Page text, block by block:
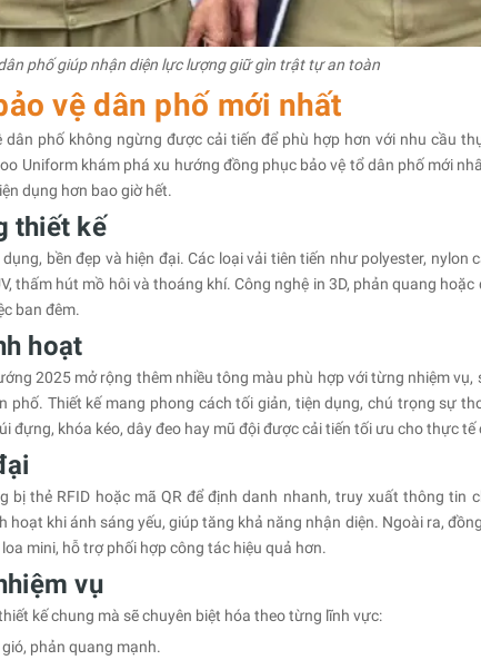
phố giúp nhận diện lực lượng giữ gìn trật tự an toàn
vệ dân phố mới nhất
phố không ngừng được cải tiến để phù hợp hơn với nhu cầu
Uniform khám phá xu hướng đồng phục bảo vệ tổ dân phố mới
dụng hơn bao giờ hết.
thiết kế
bền đẹp và hiện đại. Các loại vải tiên tiến như polyester, nylon
thấm hút mồ hôi và thoáng khí. Công nghệ in 3D, phản quang
ban đêm.
hoạt
2025 mở rộng thêm nhiều tông màu phù hợp với từng nhiệm vụ,
Thiết kế mang phong cách tối giản, tiện dụng, chú trọng sự
đựng, khóa kéo, dây đeo hay mũ đội được cải tiến tối ưu cho thực tế
thẻ RFID hoặc mã QR để định danh nhanh, truy xuất thông tin
khi ánh sáng yếu, giúp tăng khả năng nhận diện. Ngoài ra,
mini, hỗ trợ phối hợp công tác hiệu quả hơn.
vụ
kế chung mà sẽ chuyên biệt hóa theo từng lĩnh vực:
phản quang mạnh.